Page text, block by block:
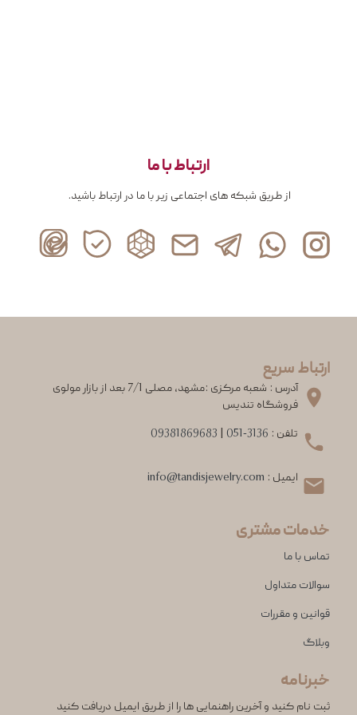
ارتباط با ما
از طریق شبکه های اجتماعی زیر با ما در ارتباط باشید.
ارتباط سریع
آدرس : شعبه مرکزی :مشهد، مصلی 7/1 بعد از بازار مولوی
فروشگاه تندیس
تلفن : 051-3136
09381869683
ایمیل : info@tandisjewelry.com
خدمات مشتری
تماس با ما
سوالات متداول
قوانین و مقررات
وبلاگ
خبرنامه
ثبت نام کنید و آخرین راهنمایی ها را از طریق ایمیل دریافت کنید